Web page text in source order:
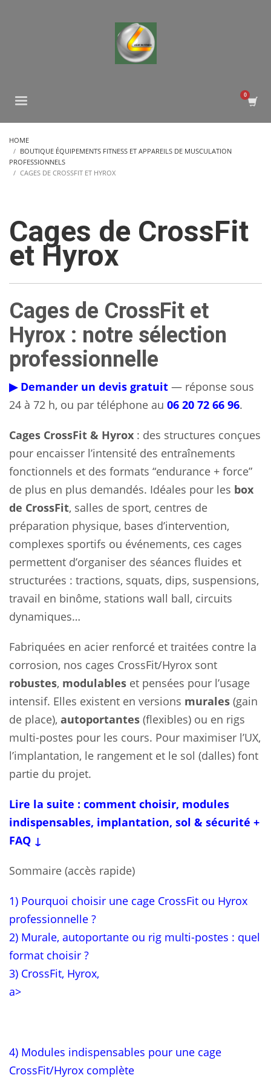
HOME
BOUTIQUE ÉQUIPEMENTS FITNESS ET APPAREILS DE MUSCULATION
PROFESSIONNELS
CAGES DE CROSSFIT ET HYROX
Cages de CrossFit
et Hyrox
Cages de CrossFit et
Hyrox : notre sélection
professionnelle
▶ Demander un devis gratuit — réponse sous
24 à 72 h, ou par téléphone au 06 20 72 66 96.
Cages CrossFit & Hyrox : des structures conçues
pour encaisser l’intensité des entraînements
fonctionnels et des formats “endurance + force”
de plus en plus demandés. Idéales pour les box
de CrossFit, salles de sport, centres de
préparation physique, bases d’intervention,
complexes sportifs ou événements, ces cages
permettent d’organiser des séances fluides et
structurées : tractions, squats, dips, suspensions,
travail en binôme, stations wall ball, circuits
dynamiques…
Fabriquées en acier renforcé et traitées contre la
corrosion, nos cages CrossFit/Hyrox sont
robustes, modulables et pensées pour l’usage
intensif. Elles existent en versions murales (gain
de place), autoportantes (flexibles) ou en rigs
multi-postes pour les cours. Pour maximiser l’UX,
l’implantation, le rangement et le sol (dalles) font
partie du projet.
Lire la suite : comment choisir, modules
indispensables, implantation, sol & sécurité +
FAQ ↓
Sommaire (accès rapide)
1) Pourquoi choisir une cage CrossFit ou Hyrox
professionnelle ?
2) Murale, autoportante ou rig multi-postes : quel
format choisir ?
3) CrossFit, Hyrox,
a>
4) Modules indispensables pour une cage
CrossFit/Hyrox complète